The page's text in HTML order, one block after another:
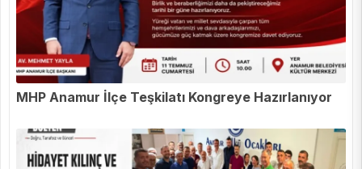
MHP Anamur İlçe Teşkilatı Kongreye Hazırlanıyor